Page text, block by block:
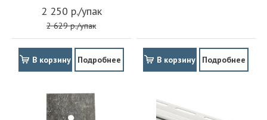
2 250 р./упак
2 629 р./упак
В корзину Подробнее В корзину Подробнее